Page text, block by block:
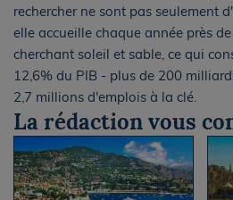
rechercher ne sont pas seulement
elle accueille chaque année près
cherchant soleil et sable, ce qui
12,6% du PIB - plus de 200
2,7 millions d'emplois à la clé.
La rédaction vous